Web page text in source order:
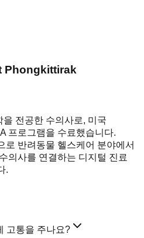
Phongkittirak
전공한 수의사로, 미국
프로그램을 수료했습니다.
로 반려동물 헬스케어 분야에서
의사를 연결하는 디지털 진료
.
고통을 주나요?